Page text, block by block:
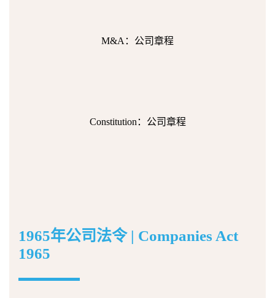
M&A：公司章程
Constitution：公司章程
1965年公司法令 | Companies Act
1965